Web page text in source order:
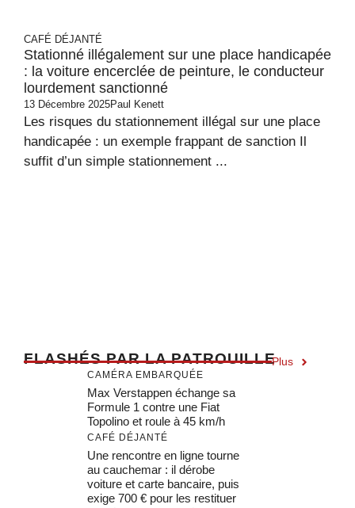
CAFÉ DÉJANTÉ
Stationné illégalement sur une place handicapée
: la voiture encerclée de peinture, le conducteur
lourdement sanctionné
13 Décembre 2025Paul Kenett
Les risques du stationnement illégal sur une place
handicapée : un exemple frappant de sanction Il
suffit d’un simple stationnement ...
FLASHÉS PAR LA PATROUILLEPlus
CAMÉRA EMBARQUÉE
Max Verstappen échange sa
Formule 1 contre une Fiat
Topolino et roule à 45 km/h
CAFÉ DÉJANTÉ
Une rencontre en ligne tourne
au cauchemar : il dérobe
voiture et carte bancaire, puis
exige 700 € pour les restituer